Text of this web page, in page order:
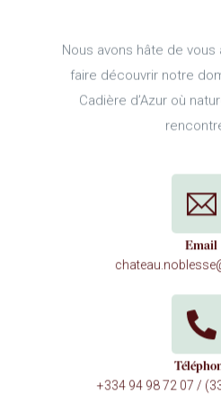
Nous avons hâte de
faire découvrir notre
Cadière d’Azur où
Email
+334 94 98 72 07 /